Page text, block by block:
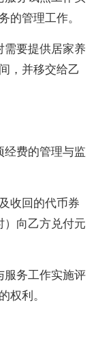
的管理工作。
需要提供居家养
，并移交给乙
经费的管理与监
收回的代币券
）向乙方兑付元
服务工作实施评
权利。